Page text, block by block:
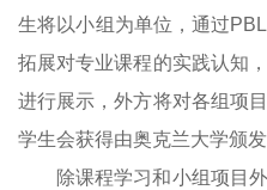
生将以小组为单位，通过PBL
拓展对专业课程的实践认知
进行展示，外方将对各组项
学生会获得由奥克兰大学颁
除课程学习和小组项目